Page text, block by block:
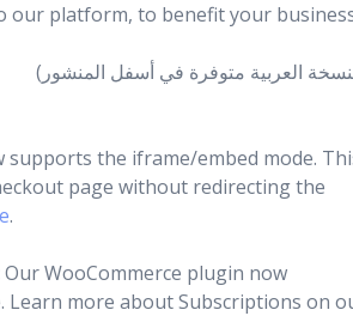
our platform, to benefit your
supports the iframe/embed mode.
page without redirecting the
.
Our WooCommerce plugin now
more about Subscriptions on